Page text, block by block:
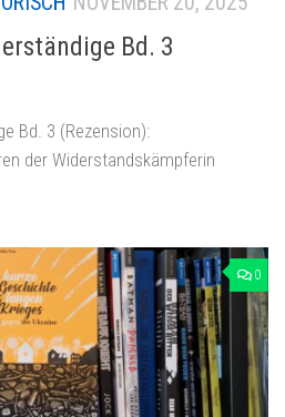
Bd. 3
Bd. 3 (Rezension):
der Widerstandskämpferin
0